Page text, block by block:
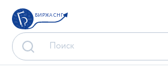
БИРЖА СНГ